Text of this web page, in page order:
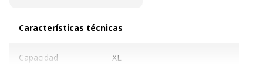
Características técnicas
Capacidad XL